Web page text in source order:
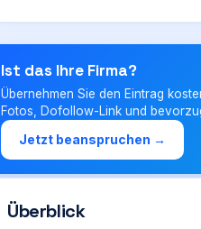
Ist das Ihre Firma?
Übernehmen Sie den Eintrag
Fotos, Dofollow-Link und
Jetzt beanspruchen →
Überblick